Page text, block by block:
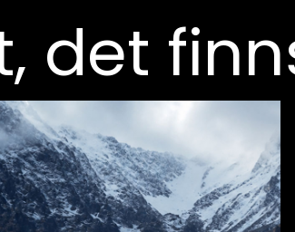
det